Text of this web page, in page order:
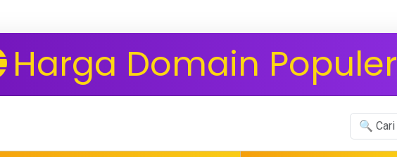
Harga Domain Populer